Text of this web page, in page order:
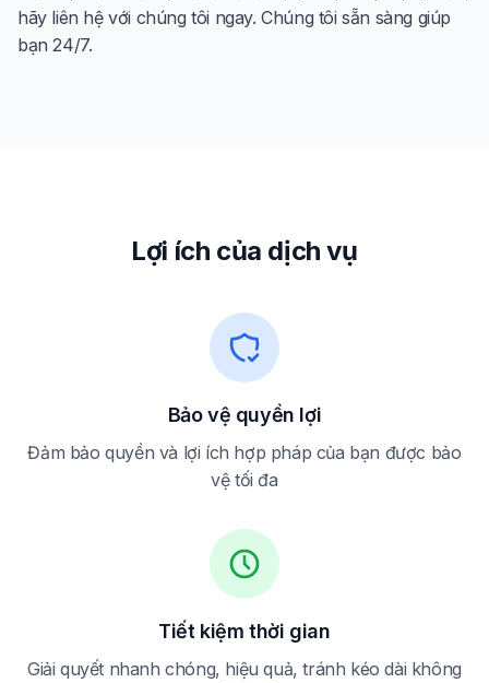
hãy liên hệ với chúng tôi ngay. Chúng tôi sẵn sàng giúp
bạn 24/7.
Lợi ích của dịch vụ
Bảo vệ quyền lợi
Đảm bảo quyền và lợi ích hợp pháp của bạn được bảo
vệ tối đa
Tiết kiệm thời gian
Giải quyết nhanh chóng, hiệu quả, tránh kéo dài không